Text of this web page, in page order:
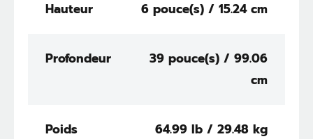
Hauteur 6 pouce(s) / 15.24 cm
Profondeur
39 pouce(s) / 99.06
cm
Poids 64.99 lb / 29.48 kg